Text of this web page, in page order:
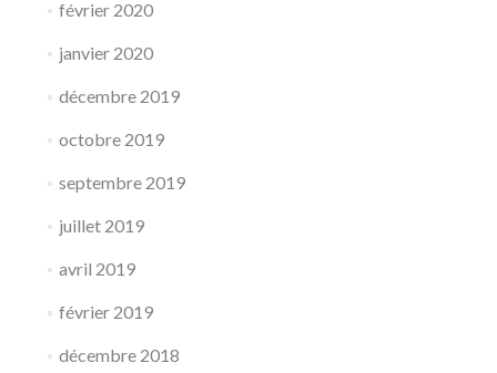
février 2020
janvier 2020
décembre 2019
octobre 2019
septembre 2019
juillet 2019
avril 2019
février 2019
décembre 2018